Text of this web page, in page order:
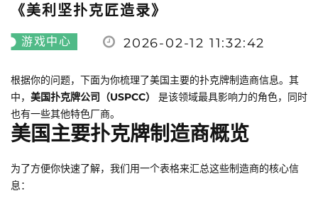
《美利坚扑克匠造录》
游戏中心 2026-02-12 11:32:42
根据你的问题，下面为你梳理了美国主要的扑克牌制造商信息。其
中， 美国扑克牌公司（USPCC）
是该领域最具影响力的角色，同时
也有一些其他特色厂商。
美国主要扑克牌制造商概览
为了方便你快速了解，我们用一个表格来汇总这些制造商的核心信
息：